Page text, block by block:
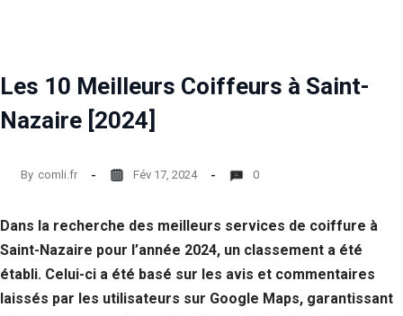
Les 10 Meilleurs Coiffeurs à Saint-
Nazaire [2024]
By comli.fr Fév 17, 2024 0
Dans la recherche des meilleurs services de coiffure à
Saint-Nazaire pour l’année 2024, un classement a été
établi. Celui-ci a été basé sur les avis et commentaires
laissés par les utilisateurs sur Google Maps, garantissant
fonctionnalité
et la structure
du site Web,
en fonction
dont le site
Web est
Experience
Afin que notre
site Web